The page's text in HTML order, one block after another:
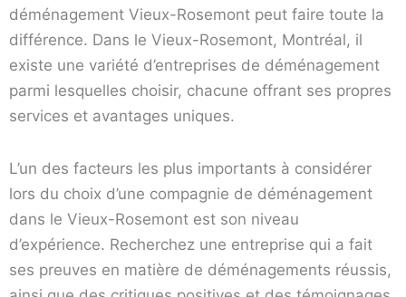
déménagement Vieux-Rosemont peut faire toute la
différence. Dans le Vieux-Rosemont, Montréal, il
existe une variété d’entreprises de déménagement
parmi lesquelles choisir, chacune offrant ses propres
services et avantages uniques.
L’un des facteurs les plus importants à considérer
lors du choix d’une compagnie de déménagement
dans le Vieux-Rosemont est son niveau
d’expérience. Recherchez une entreprise qui a fait
ses preuves en matière de déménagements réussis,